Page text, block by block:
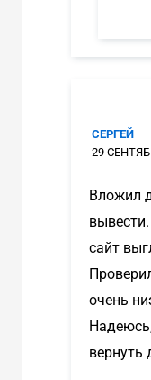
СЕРГЕЙ
29
Вложил
сайт
очень
вернуть